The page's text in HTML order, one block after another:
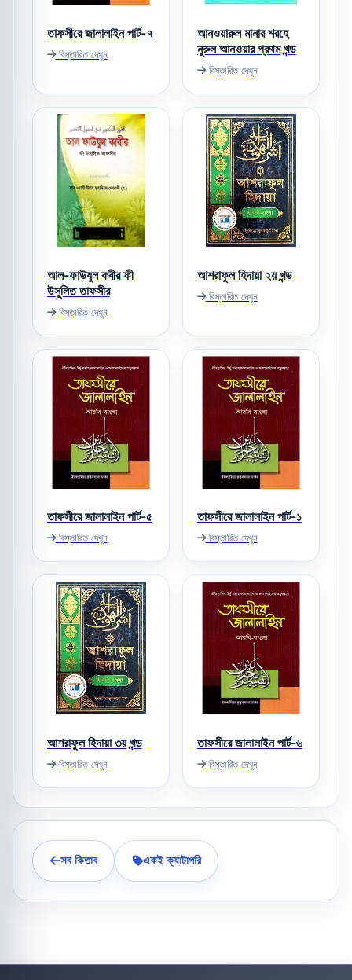
তাফসীরে জালালাইন পার্ট-৭
বিস্তারিত দেখুন
আনওয়ারুল মানার শরহে
নুরুল আনওয়ার প্রথম খন্ড
বিস্তারিত দেখুন
আল-ফাউযুল কবীর ফী
উসুলিত তাফসীর
বিস্তারিত দেখুন
আশরাফুল হিদায়া ২য় খন্ড
বিস্তারিত দেখুন
তাফসীরে জালালাইন পার্ট-৫
বিস্তারিত দেখুন
তাফসীরে জালালাইন পার্ট-১
বিস্তারিত দেখুন
আশরাফুল হিদায়া ৩য় খন্ড
বিস্তারিত দেখুন
তাফসীরে জালালাইন পার্ট-৬
বিস্তারিত দেখুন
সব কিতাব একই ক্যাটাগরি